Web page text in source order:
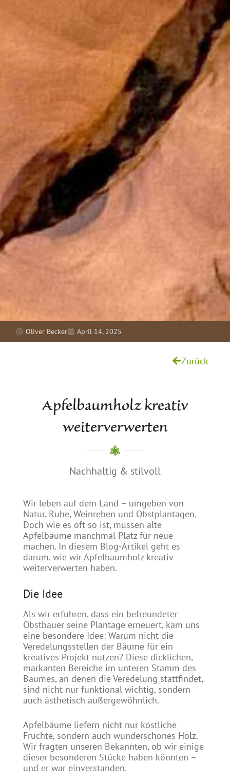
Oliver Becker April 14, 2025
Zurück
Apfelbaumholz kreativ
weiterverwerten
Nachhaltig & stilvoll
Wir leben auf dem Land – umgeben von
Natur, Ruhe, Weinreben und Obstplantagen.
Doch wie es oft so ist, müssen alte
Apfelbäume manchmal Platz für neue
machen. In diesem Blog-Artikel geht es
darum, wie wir Apfelbaumholz kreativ
weiterverwerten haben.
Die Idee
Als wir erfuhren, dass ein befreundeter
Obstbauer seine Plantage erneuert, kam uns
eine besondere Idee: Warum nicht die
Veredelungsstellen der Bäume für ein
kreatives Projekt nutzen? Diese dicklichen,
markanten Bereiche im unteren Stamm des
Baumes, an denen die Veredelung stattfindet,
sind nicht nur funktional wichtig, sondern
auch ästhetisch außergewöhnlich.
Apfelbäume liefern nicht nur köstliche
Früchte, sondern auch wunderschönes Holz.
Wir fragten unseren Bekannten, ob wir einige
dieser besonderen Stücke haben könnten –
und er war einverstanden.